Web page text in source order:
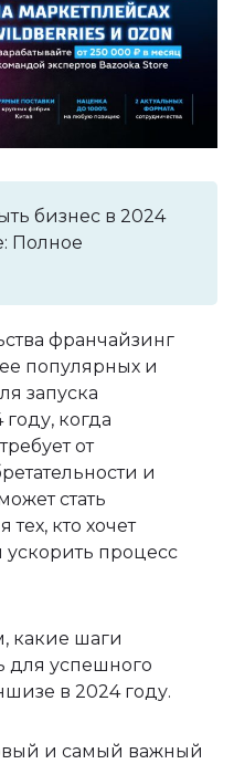
бизнес в 2024
Полное
франчайзинг
популярных и
запуска
когда
от
и
стать
кто хочет
процесс
какие шаги
для успешного
в 2024 году.
и самый важный